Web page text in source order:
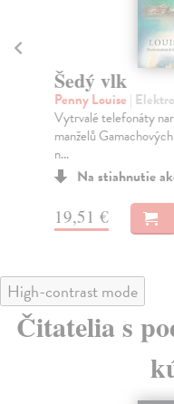
Šedý vlk
Penny Louise |
Vytrvalé telefonáty
manželů
n...
Na stiahnutie
19,51 €
High-contrast mode
Čitatelia s